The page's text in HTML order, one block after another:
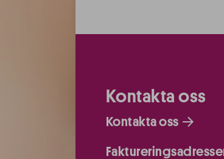
Kontakta oss
Kontakta oss